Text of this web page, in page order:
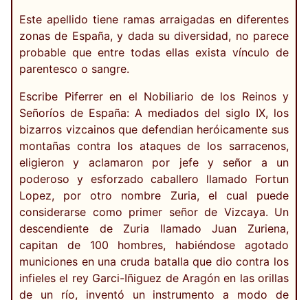
Este apellido tiene ramas arraigadas en diferentes
zonas de España, y dada su diversidad, no parece
probable que entre todas ellas exista vínculo de
parentesco o sangre.
Escribe Piferrer en el Nobiliario de los Reinos y
Señoríos de España: A mediados del siglo IX, los
bizarros vizcainos que defendian heróicamente sus
montañas contra los ataques de los sarracenos,
eligieron y aclamaron por jefe y señor a un
poderoso y esforzado caballero llamado Fortun
Lopez, por otro nombre Zuria, el cual puede
considerarse como primer señor de Vizcaya. Un
descendiente de Zuria llamado Juan Zuriena,
capitan de 100 hombres, habiéndose agotado
municiones en una cruda batalla que dio contra los
infieles el rey Garci-Iñiguez de Aragón en las orillas
de un río, inventó un instrumento a modo de